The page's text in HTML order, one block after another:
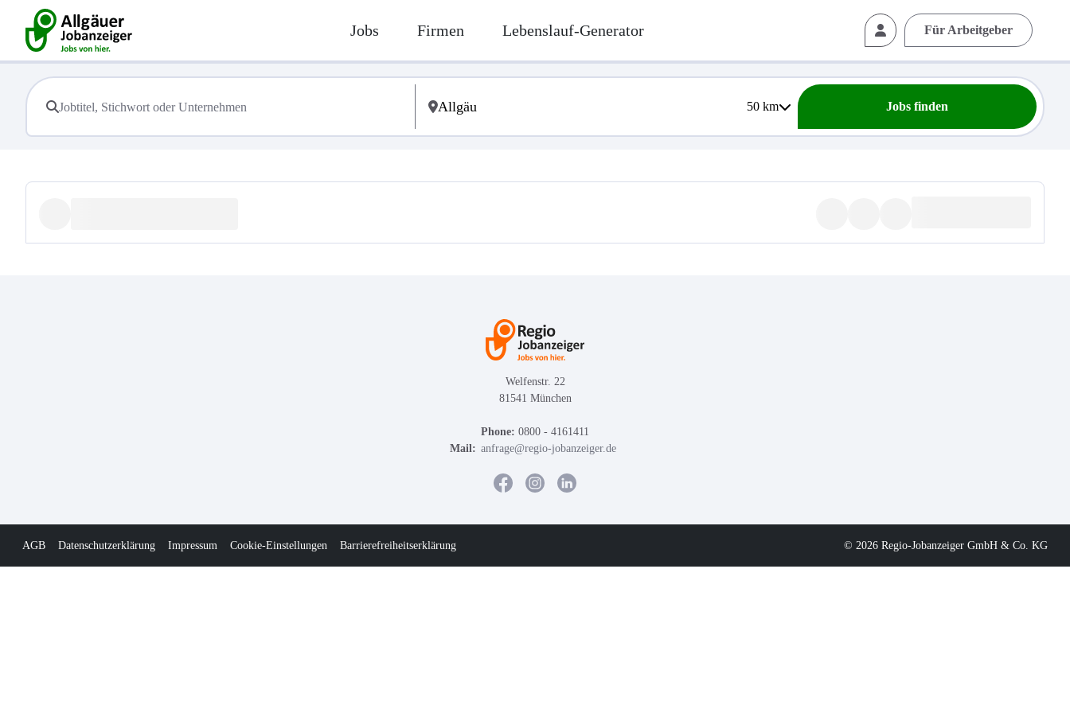
Jobs Firmen Lebenslauf-Generator Für Arbeitgeber
50km Jobs finden
Welfenstr. 22
81541 München
Phone: 0800 - 4161411
Mail: anfrage@regio-jobanzeiger.de
AGB Datenschutzerklärung Impressum Cookie-Einstellungen Barrierefreiheitserklärung © 2026 Regio-Jobanzeiger GmbH & Co. KG